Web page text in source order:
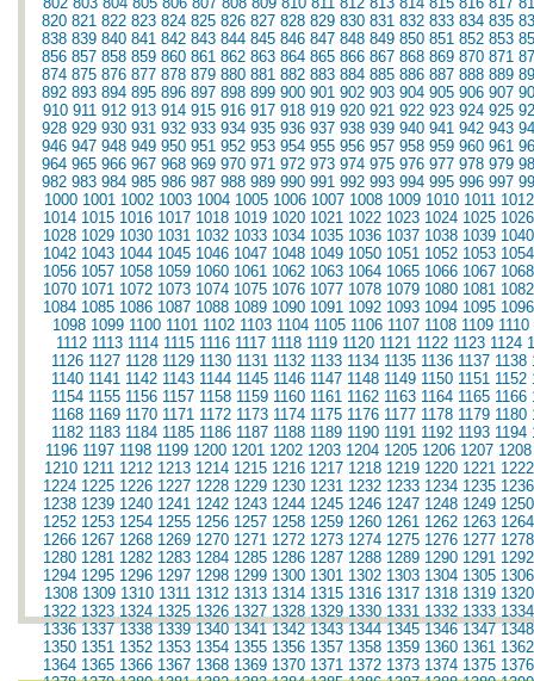
820 821 822 823 824 825 826 827 828 829 830 831 832 833 834 835
838 839 840 841 842 843 844 845 846 847 848 849 850 851 852 853
856 857 858 859 860 861 862 863 864 865 866 867 868 869 870 871
874 875 876 877 878 879 880 881 882 883 884 885 886 887 888 889
892 893 894 895 896 897 898 899 900 901 902 903 904 905 906 907
910 911 912 913 914 915 916 917 918 919 920 921 922 923 924 925
928 929 930 931 932 933 934 935 936 937 938 939 940 941 942 943
946 947 948 949 950 951 952 953 954 955 956 957 958 959 960 961
964 965 966 967 968 969 970 971 972 973 974 975 976 977 978 979
982 983 984 985 986 987 988 989 990 991 992 993 994 995 996 997
1000 1001 1002 1003 1004 1005 1006 1007 1008 1009 1010 1011 1012
1014 1015 1016 1017 1018 1019 1020 1021 1022 1023 1024 1025 1026
1028 1029 1030 1031 1032 1033 1034 1035 1036 1037 1038 1039 1040
1042 1043 1044 1045 1046 1047 1048 1049 1050 1051 1052 1053 1054
1056 1057 1058 1059 1060 1061 1062 1063 1064 1065 1066 1067 1068
1070 1071 1072 1073 1074 1075 1076 1077 1078 1079 1080 1081 1082
1084 1085 1086 1087 1088 1089 1090 1091 1092 1093 1094 1095 1096
1098 1099 1100 1101 1102 1103 1104 1105 1106 1107 1108 1109 1110
1112 1113 1114 1115 1116 1117 1118 1119 1120 1121 1122 1123 1124
1126 1127 1128 1129 1130 1131 1132 1133 1134 1135 1136 1137 1138
1140 1141 1142 1143 1144 1145 1146 1147 1148 1149 1150 1151 1152
1154 1155 1156 1157 1158 1159 1160 1161 1162 1163 1164 1165 1166
1168 1169 1170 1171 1172 1173 1174 1175 1176 1177 1178 1179 1180
1182 1183 1184 1185 1186 1187 1188 1189 1190 1191 1192 1193 1194
1196 1197 1198 1199 1200 1201 1202 1203 1204 1205 1206 1207 1208
1210 1211 1212 1213 1214 1215 1216 1217 1218 1219 1220 1221 1222
1224 1225 1226 1227 1228 1229 1230 1231 1232 1233 1234 1235 1236
1238 1239 1240 1241 1242 1243 1244 1245 1246 1247 1248 1249 1250
1252 1253 1254 1255 1256 1257 1258 1259 1260 1261 1262 1263 1264
1266 1267 1268 1269 1270 1271 1272 1273 1274 1275 1276 1277 1278
1280 1281 1282 1283 1284 1285 1286 1287 1288 1289 1290 1291 1292
1294 1295 1296 1297 1298 1299 1300 1301 1302 1303 1304 1305 1306
1308 1309 1310 1311 1312 1313 1314 1315 1316 1317 1318 1319 1320
1322 1323 1324 1325 1326 1327 1328 1329 1330 1331 1332 1333 1334
1336 1337 1338 1339 1340 1341 1342 1343 1344 1345 1346 1347 1348
1350 1351 1352 1353 1354 1355 1356 1357 1358 1359 1360 1361 1362
1364 1365 1366 1367 1368 1369 1370 1371 1372 1373 1374 1375 1376